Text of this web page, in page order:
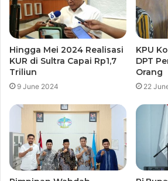
Hingga Mei 2024 Realisasi
KUR di Sultra Capai Rp1,7
Triliun
9 June 2024
KPU
DPT
Orang
22